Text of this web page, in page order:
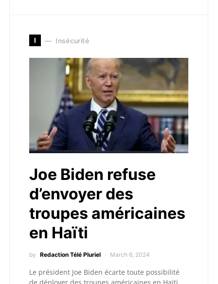
I Insécurité
Joe Biden refuse
d’envoyer des
troupes américaines
en Haïti
by Redaction Télé Pluriel March 6, 2024
Le président Joe Biden écarte toute possibilité